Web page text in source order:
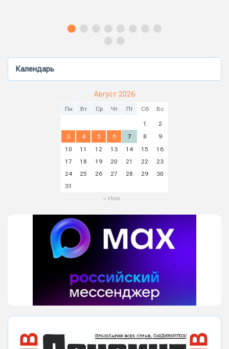
Календарь
Август 2026
Пн Вт Ср Чт Пт Сб Вс
1
2
3
4 5 6 7 8
9
10
11 12 13 14 15
16
17
18 19 20 21 22
23
24
25 26 27 28 29
30
31
« Июл